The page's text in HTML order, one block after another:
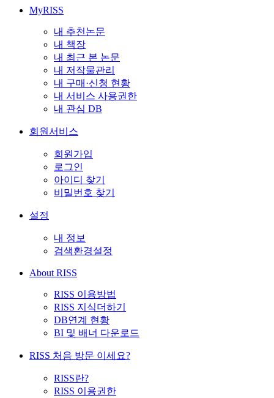
MyRISS
내 추천논문
내 책장
내 최근 본 논문
내 저작물관리
내 구매·신청 현황
내 서비스 사용권한
내 관심 DB
회원서비스
회원가입
로그인
아이디 찾기
비밀번호 찾기
설정
내 정보
검색환경설정
About RISS
RISS 이용방법
RISS 지식더하기
DB연계 현황
BI 및 배너 다운로드
RISS 처음 방문 이세요?
RISS란?
RISS 이용권한